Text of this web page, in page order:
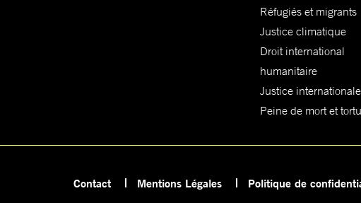
Réfugiés et migrants
Justice climatique
Droit international
humanitaire
Justice internationale
Peine de mort et
Contact Mentions Légales Politique de